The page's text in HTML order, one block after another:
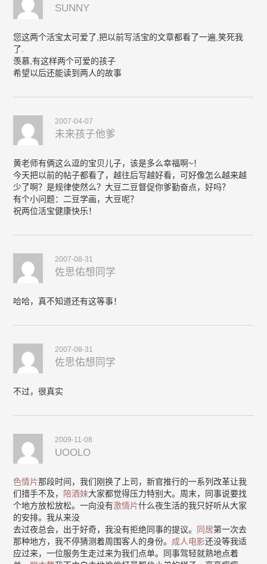
SUNNY
您这两个活宝太可爱了,把以前写活宝的文章都看了一遍,笑死我
了.
羡慕,有这样两个可爱的孩子
希望以后还能读到两人的故事
2007-04-07
未来孩子他爹
黄老师有俩这么逗的宝贝儿子，该是多么幸福啊~！
今天把以前的帖子都看了，越往后写越好看，可好像怎么越来越
少了啊？是规律使然么？大豆二豆督促你爹勤奋点，好吗？
有个小问题：二豆学画，大豆呢？
祝两位活宝健康快乐！
2007-08-31
佐思佑想同学
哈哈，真不知道还有这等事！
2007-08-31
佐思佑想同学
不过，很真实
2009-11-08
UOOLO
色情片那段时间，我们刚换了上司，新官推行的一系列改革让我
们措手不及， 陪酒妹大家都觉得压力特别大。周末，同事说要找
个地方放松放松。一向没有激情片什么夜生活的我只好听从大家
的安排。我从来没
去过夜总会，出于好奇，我没有拒绝同事的提议。 同居第一次去
那种地方，我不停猜测着周围客人的身份。 成人电影还没等我适
应过来，一位服务生走过来为我们点单。同事驾轻就熟地点着